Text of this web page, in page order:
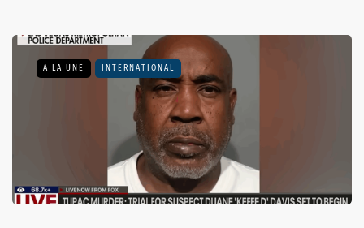
A LA UNE INTERNATIONAL